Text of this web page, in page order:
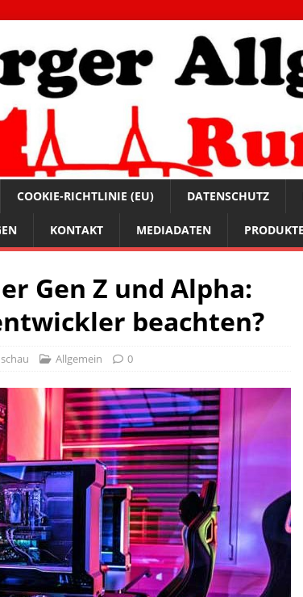
COOKIE-RICHTLINIE (EU) DATENSCHUTZ
KONTAKT MEDIADATEN PRODUKTE
Gen Z und Alpha:
beachten?
Allgemein 0